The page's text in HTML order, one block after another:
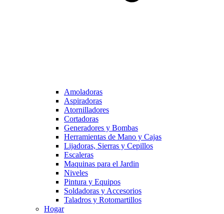
Amoladoras
Aspiradoras
Atornilladores
Cortadoras
Generadores y Bombas
Herramientas de Mano y Cajas
Lijadoras, Sierras y Cepillos
Escaleras
Maquinas para el Jardin
Niveles
Pintura y Equipos
Soldadoras y Accesorios
Taladros y Rotomartillos
Hogar